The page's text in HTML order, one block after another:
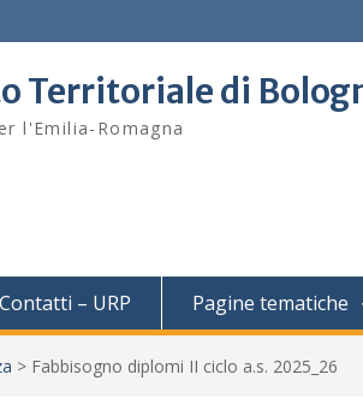
Territoriale di
l'Emilia-Romagna
Contatti – URP Pagine tematiche
> Fabbisogno diplomi II ciclo a.s. 2025_26